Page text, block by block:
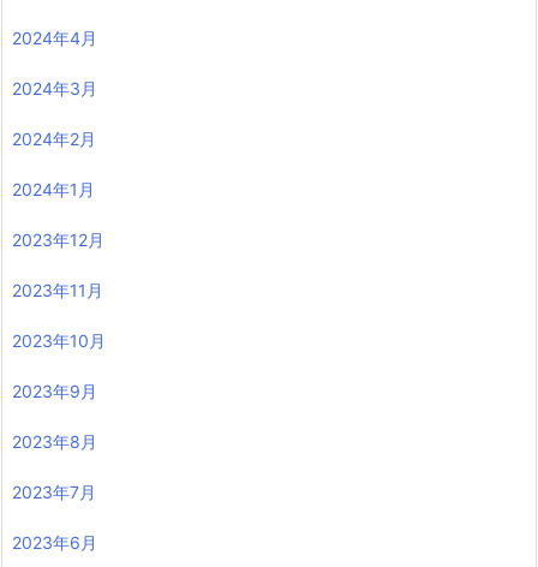
2024年4月
2024年3月
2024年2月
2024年1月
2023年12月
2023年11月
2023年10月
2023年9月
2023年8月
2023年7月
2023年6月